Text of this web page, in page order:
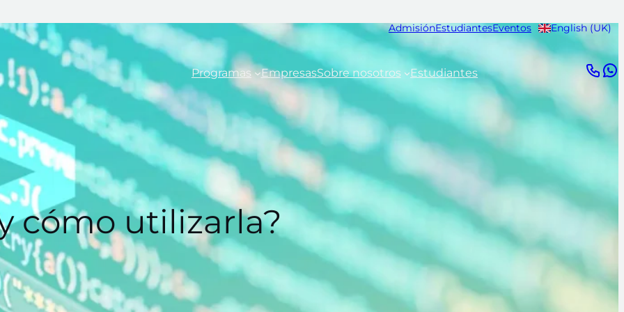
AdmisiónEstudiantesEventos English (UK)
Programas EmpresasSobre nosotros Estudiantes
cómo utilizarla?